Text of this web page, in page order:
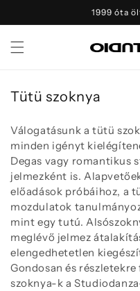
1999 óta
G
ű
j
t
e
m
é
n
y
:
Tütü szoknya
Válogatásunk a tütü
minden igényt
Degas vagy romantikus
jelmezként is.
előadások próbáihoz, a
mozdulatok
mint egy tutú.
meglévő jelmez
elengedhetetlen
Gondosan és
szoknya-k a